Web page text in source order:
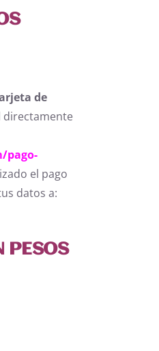
de
directamente
pago-
el pago
datos a:
PESOS